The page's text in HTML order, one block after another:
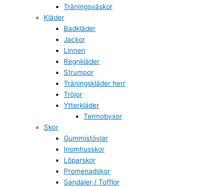
Träningsväskor
Kläder
Badkläder
Jackor
Linnen
Regnkläder
Strumpor
Träningskläder herr
Tröjor
Ytterkläder
Termobyxor
Skor
Gummistövlar
Inomhusskor
Löparskor
Promenadskor
Sandaler / Tofflor